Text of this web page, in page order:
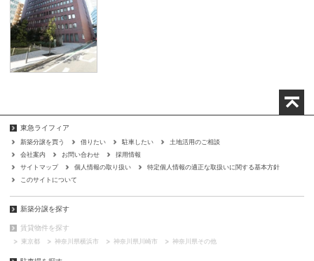
東急ライフィア
新築分譲を買う 借りたい 駐車したい
土地活用のご相談
会社案内
お問い合わせ
採用情報
サイトマップ
個人情報の取り扱い
特定個人情報の適正な取扱いに関する基本方針
このサイトについて
新築分譲を探す
賃貸物件を探す
東京都 神奈川県横浜市 神奈川県川崎市 神奈川県その他